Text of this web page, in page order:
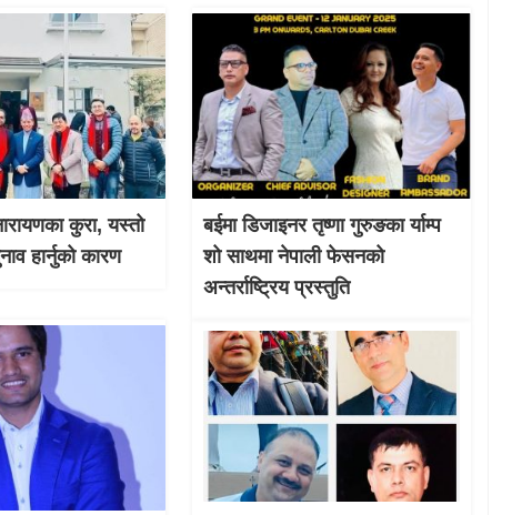
कुरा, यस्तो
हार्नुको कारण
बईमा डिजाइनर तृष्णा गुरुङका र्याम्प
शो साथमा नेपाली फेसनको
अन्तर्राष्ट्रिय प्रस्तुति